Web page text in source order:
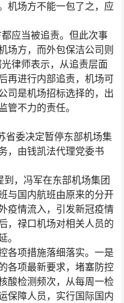
机场方不能一包了之，应
应当被追责。但此次事
场方，而外包保洁公司则
律师表示，从追责层面
再进行内部追责，机场可
司是机场招标选择的，出
管不力的责任。
省委决定暂停东部机场集
，由钱凯法代理党委书
，冯军在东部机场集团
与国内航班由原来的分开
疫情流入，引发新冠疫情
，禄口机场对相关人员的
。
各项措施落细落实。一是
各项最新要求，堵塞防控
酸检测频次，从每周一检
保障人员，实行国际国内